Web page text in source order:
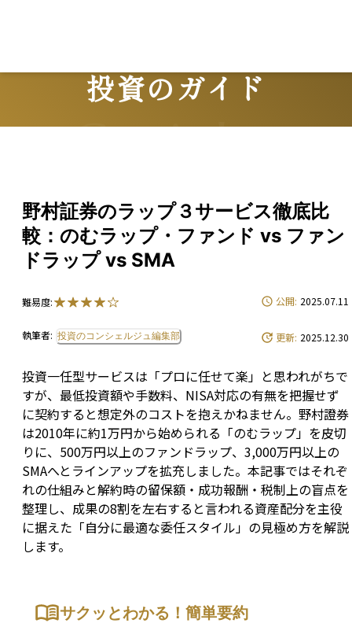
投資のガイド
Guide
野村証券のラップ３サービス徹底比
較：のむラップ・ファンド vs ファン
ドラップ vs SMA
難易度:
執筆者: 投資のコンシェルジュ編集部
公開: 2025.07.11
更新: 2025.12.30
投資一任型サービスは「プロに任せて楽」と思われがちで
すが、最低投資額や手数料、NISA対応の有無を把握せず
に契約すると想定外のコストを抱えかねません。野村證券
は2010年に約1万円から始められる「のむラップ」を皮切
りに、500万円以上のファンドラップ、3,000万円以上の
SMAへとラインアップを拡充しました。本記事ではそれぞ
れの仕組みと解約時の留保額・成功報酬・税制上の盲点を
整理し、成果の8割を左右すると言われる資産配分を主役
に据えた「自分に最適な委任スタイル」の見極め方を解説
します。
サクッとわかる！簡単要約